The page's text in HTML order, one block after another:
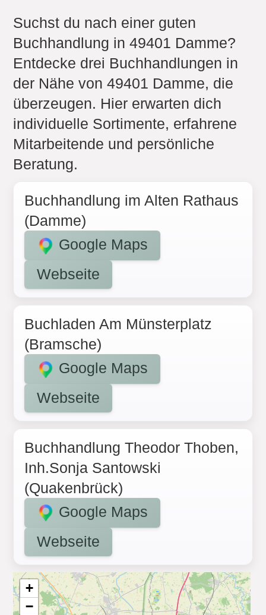
Suchst du nach einer guten
Buchhandlung in 49401 Damme?
Entdecke drei Buchhandlungen in
der Nähe von 49401 Damme, die
überzeugen. Hier erwarten dich
individuelle Sortimente, erfahrene
Mitarbeitende und persönliche
Beratung.
Buchhandlung im Alten Rathaus
(Damme)
Google Maps
Webseite
Buchladen Am Münsterplatz
(Bramsche)
Google Maps
Webseite
Buchhandlung Theodor Thoben,
Inh.Sonja Santowski
(Quakenbrück)
Google Maps
Webseite
+
−